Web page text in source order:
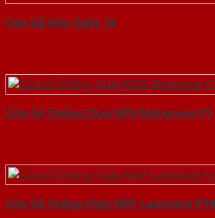
Cửa Gỗ Hàn Quốc 1K
Cửa Gỗ Chống Cháy MDF Melamine P1
Cửa Gỗ Chống Cháy MDF Laminate